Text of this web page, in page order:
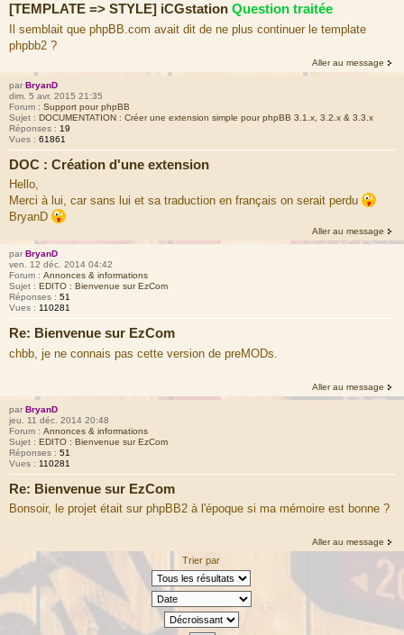
[TEMPLATE => STYLE] iCGstation Question traitée
Il semblait que phpBB.com avait dit de ne plus continuer le template
phpbb2 ?
Aller au message
par BryanD
dim. 5 avr. 2015 21:35
Forum : Support pour phpBB
Sujet : DOCUMENTATION : Créer une extension simple pour phpBB 3.1.x, 3.2.x & 3.3.x
Réponses : 19
Vues : 61861
DOC : Création d'une extension
Hello,
Merci à lui, car sans lui et sa traduction en français on serait perdu
BryanD
Aller au message
par BryanD
ven. 12 déc. 2014 04:42
Forum : Annonces & informations
Sujet : EDITO : Bienvenue sur EzCom
Réponses : 51
Vues : 110281
Re: Bienvenue sur EzCom
chbb, je ne connais pas cette version de preMODs.
Aller au message
par BryanD
jeu. 11 déc. 2014 20:48
Forum : Annonces & informations
Sujet : EDITO : Bienvenue sur EzCom
Réponses : 51
Vues : 110281
Re: Bienvenue sur EzCom
Bonsoir, le projet était sur phpBB2 à l'époque si ma mémoire est bonne ?
Aller au message
Trier par